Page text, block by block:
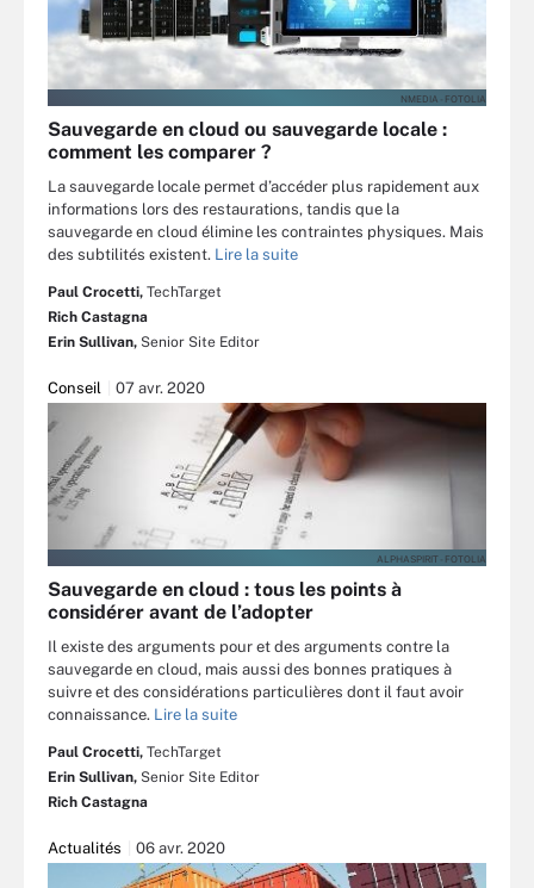
NMEDIA - FOTOLIA
Sauvegarde en cloud ou sauvegarde locale :
comment les comparer ?
La sauvegarde locale permet d’accéder plus rapidement aux
informations lors des restaurations, tandis que la
sauvegarde en cloud élimine les contraintes physiques. Mais
des subtilités existent. Lire la suite
Paul Crocetti, TechTarget
Rich Castagna
Erin Sullivan, Senior Site Editor
Conseil 07 avr. 2020
ALPHASPIRIT - FOTOLIA
Sauvegarde en cloud : tous les points à
considérer avant de l’adopter
Il existe des arguments pour et des arguments contre la
sauvegarde en cloud, mais aussi des bonnes pratiques à
suivre et des considérations particulières dont il faut avoir
connaissance. Lire la suite
Paul Crocetti, TechTarget
Erin Sullivan, Senior Site Editor
Rich Castagna
Actualités 06 avr. 2020